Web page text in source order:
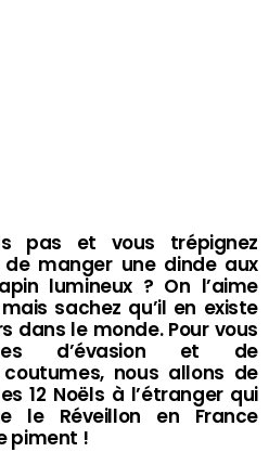
pas et vous trépignez
de manger une dinde aux
lumineux ? On l’aime
sachez qu’il en existe
dans le monde. Pour vous
d’évasion et de
nous allons de
12 Noëls à l’étranger qui
le Réveillon en France
piment !